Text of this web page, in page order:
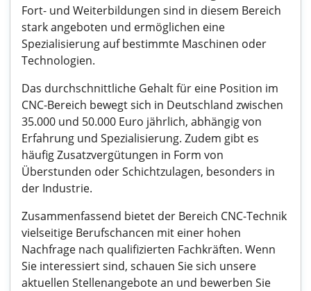
Fort- und Weiterbildungen sind in diesem Bereich
stark angeboten und ermöglichen eine
Spezialisierung auf bestimmte Maschinen oder
Technologien.
Das durchschnittliche Gehalt für eine Position im
CNC-Bereich bewegt sich in Deutschland zwischen
35.000 und 50.000 Euro jährlich, abhängig von
Erfahrung und Spezialisierung. Zudem gibt es
häufig Zusatzvergütungen in Form von
Überstunden oder Schichtzulagen, besonders in
der Industrie.
Zusammenfassend bietet der Bereich CNC-Technik
vielseitige Berufschancen mit einer hohen
Nachfrage nach qualifizierten Fachkräften. Wenn
Sie interessiert sind, schauen Sie sich unsere
aktuellen Stellenangebote an und bewerben Sie